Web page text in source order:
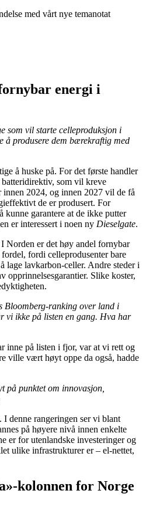
med vårt nye temanotat
energi i
som vil starte celleproduksjon i
å produsere dem bærekraftig med
å huske på. For det første handler
som vil kreve
2024, og innen 2027 vil de få
de er produsert. For
garantere at de ikke putter
er interessert i noen ny Dieselgate.
Norden er det høy andel fornybar
fordi celleprodusenter bare
lage lavkarbon-celler. Andre steder i
opprinnelsesgarantier. Slike koster,
Bloomberg-ranking over land i
vi ikke på listen en gang. Hva har
inne på listen i fjor, var at vi rett og
ville vært høyt oppe da også, hadde
på punktet om innovasjon,
denne rangeringen ser vi blant
på høyere nivå innen enkelte
er for utenlandske investeringer og
ulike infrastrukturer er – el-nettet,
kolonnen for Norge